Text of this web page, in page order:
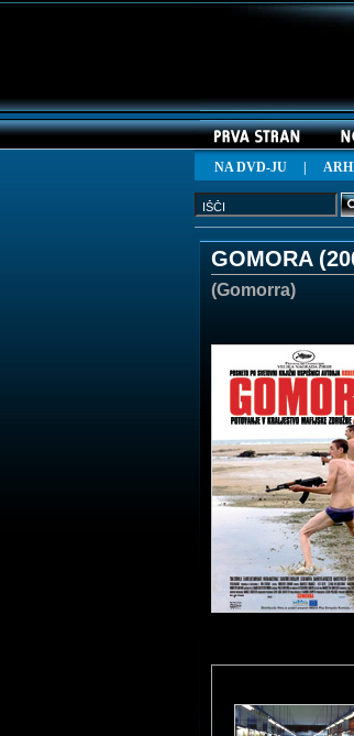
NA DVD-JU
GOMORA (
(Gomorra)